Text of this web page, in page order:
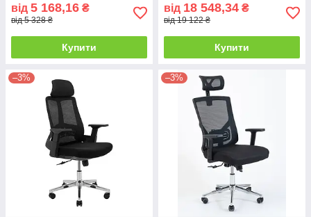
від 5 168,16 ₴
від 5 328 ₴
Купити
від 18 548,34 ₴
від 19 122 ₴
Купити
–3% –3%